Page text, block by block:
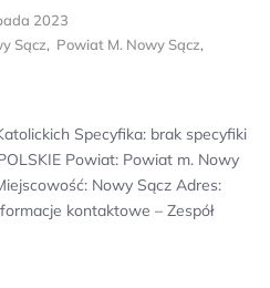
2023
Sącz, Powiat M. Nowy Sącz,
Specyfika: brak specyfiki
Powiat: Powiat m. Nowy
Nowy Sącz Adres:
kontaktowe – Zespół